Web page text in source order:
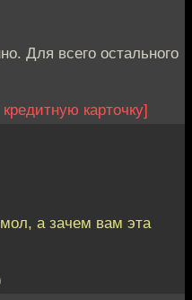
Для всего остального
карточку]
а зачем вам эта